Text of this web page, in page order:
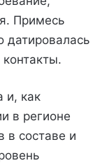
Примесь
датировалась
и, как
в регионе
в составе и